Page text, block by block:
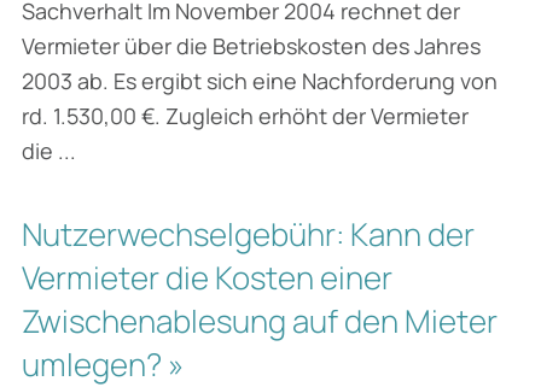
Sachverhalt Im November 2004 rechnet der
Vermieter über die Betriebskosten des Jahres
2003 ab. Es ergibt sich eine Nachforderung von
rd. 1.530,00 €. Zugleich erhöht der Vermieter
die ...
Nutzerwechselgebühr: Kann der
Vermieter die Kosten einer
Zwischenablesung auf den Mieter
umlegen? »